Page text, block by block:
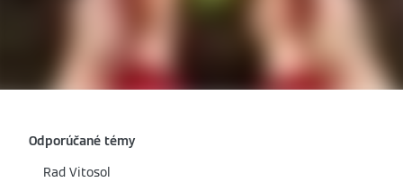
Odporúčané témy
Rad Vitosol